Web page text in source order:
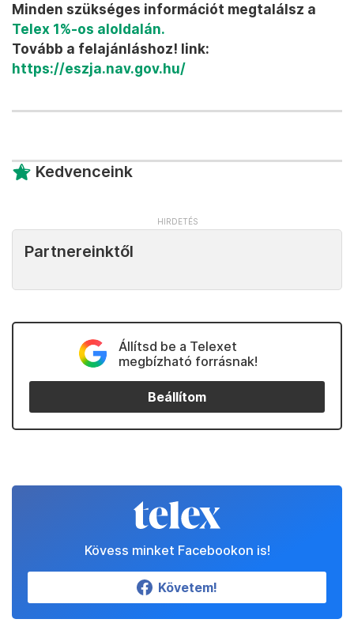
Minden szükséges információt megtalálsz a
Telex 1%-os aloldalán.
Tovább a felajánláshoz! link:
https://eszja.nav.gov.hu/
Kedvenceink
Partnereinktől
Állítsd be a Telexet
megbízható forrásnak!
Beállítom
Kövess minket Facebookon is!
Követem!